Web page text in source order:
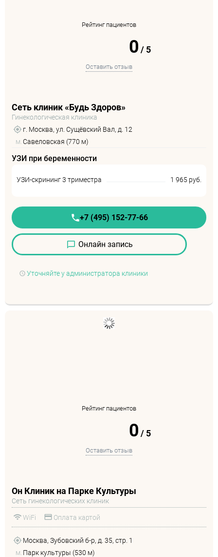
Рейтинг пациентов
0 / 5
Оставить отзыв
Сеть клиник «Будь Здоров»
Гинекологическая клиника
г. Москва, ул. Сущёвский Вал, д. 12
м. Савеловская (770 м)
УЗИ при беременности
УЗИ-скрининг 3 триместра 1 965 руб.
+7 (495) 152-77-66
Онлайн запись
Уточняйте у администратора клиники
Рейтинг пациентов
0 / 5
Оставить отзыв
Он Клиник на Парке Культуры
Сеть гинекологических клиник
WiFi Оплата картой
Москва, Зубовский б-р, д. 35, стр. 1
м. Парк культуры (530 м)